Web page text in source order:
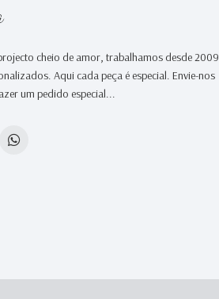
cheio de amor, trabalhamos desde 2009
Aqui cada peça é especial. Envie-nos
um pedido especial...